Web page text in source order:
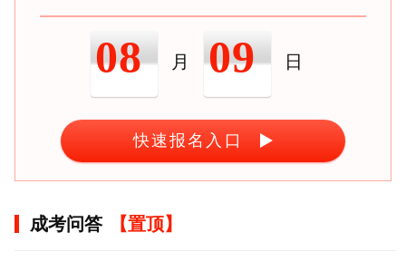
08 月 09 日
快速报名入口
成考问答